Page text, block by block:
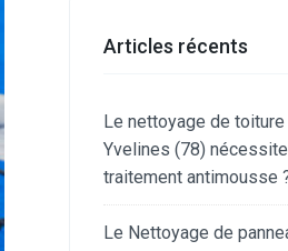
Articles récents
Le nettoyage de
Yvelines (78)
traitement antimousse
Le Nettoyage de